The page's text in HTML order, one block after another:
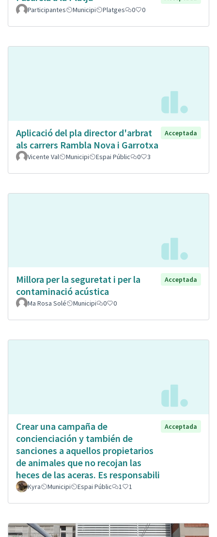
Participantes
Municipi Platges 0 0
Aplicació del pla director d'arbrat
als carrers Rambla Nova i Garrotxa
Acceptada
Vicente Val Municipi Espai Públic 0 3
Millora per la seguretat i per la
contaminació acústica
Acceptada
Ma Rosa Solé Municipi 0 0
Crear una campaña de
concienciación y también de
sanciones a aquellos propietarios
de animales que no recojan las
heces de las aceras. Es responsabili
Acceptada
Kyra Municipi Espai Públic 1 1